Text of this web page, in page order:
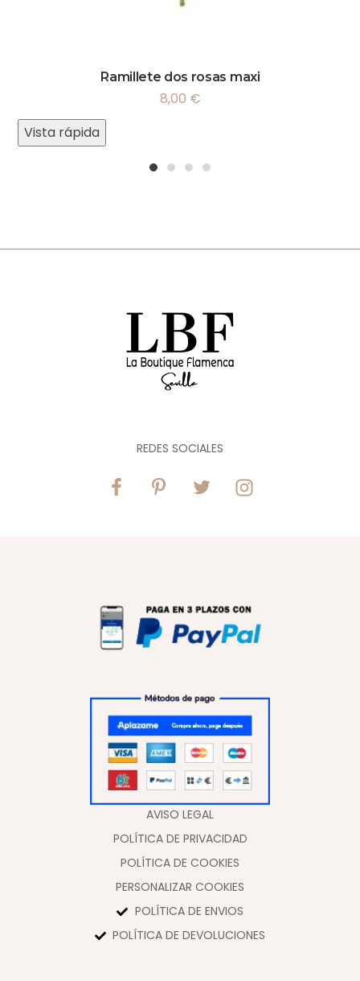
Ramillete dos rosas maxi
8,00 €
Vista rápida
REDES SOCIALES
AVISO LEGAL
POLÍTICA DE PRIVACIDAD
POLÍTICA DE COOKIES
PERSONALIZAR COOKIES
POLÍTICA DE ENVIOS
POLÍTICA DE DEVOLUCIONES